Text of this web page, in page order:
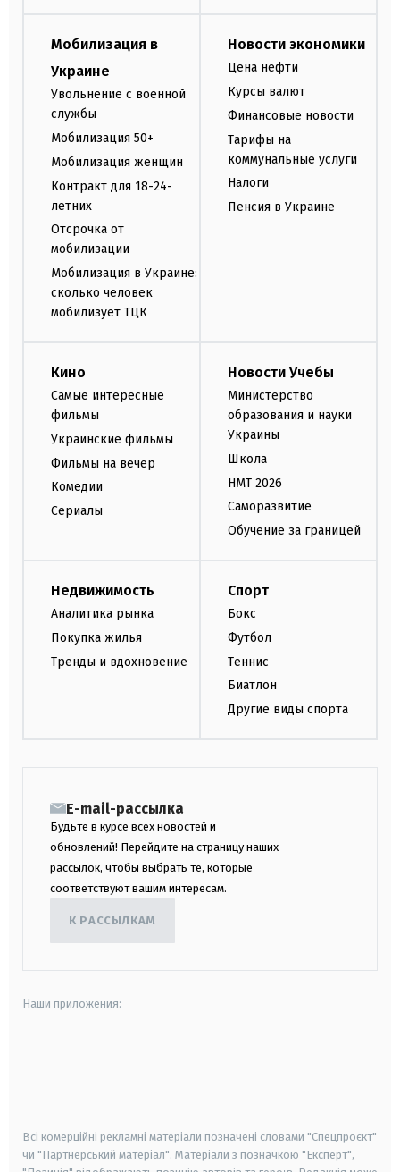
Мобилизация в
Украине
Увольнение с военной
службы
Мобилизация 50+
Мобилизация женщин
Контракт для 18-24-
летних
Отсрочка от
мобилизации
Мобилизация в Украине:
сколько человек
мобилизует ТЦК
Новости экономики
Цена нефти
Курсы валют
Финансовые новости
Тарифы на
коммунальные услуги
Налоги
Пенсия в Украине
Кино
Самые интересные
фильмы
Украинские фильмы
Фильмы на вечер
Комедии
Сериалы
Новости Учебы
Министерство
образования и науки
Украины
Школа
НМТ 2026
Саморазвитие
Обучение за границей
Недвижимость
Аналитика рынка
Покупка жилья
Тренды и вдохновение
Спорт
Бокс
Футбол
Теннис
Биатлон
Другие виды спорта
E-mail-рассылка
Будьте в курсе всех новостей и
обновлений! Перейдите на страницу наших
рассылок, чтобы выбрать те, которые
соответствуют вашим интересам.
К РАССЫЛКАМ
Наши приложения:
Всі комерційні рекламні матеріали позначені словами "Спецпроєкт"
чи "Партнерський матеріал". Матеріали з позначкою "Експерт",